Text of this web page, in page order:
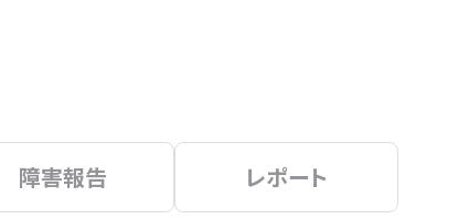
障害報告 レポート